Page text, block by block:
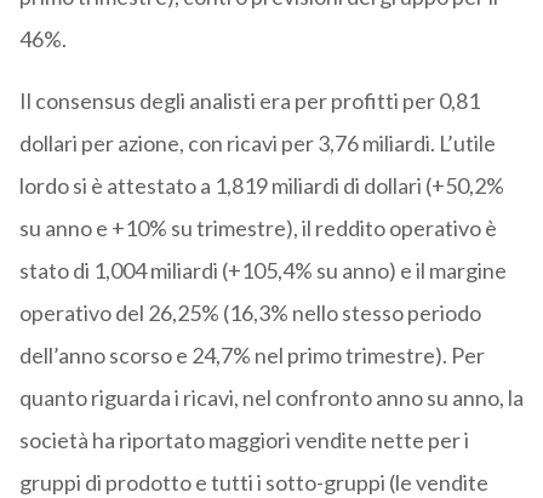
46%.
Il consensus degli analisti era per profitti per 0,81
dollari per azione, con ricavi per 3,76 miliardi. L’utile
lordo si è attestato a 1,819 miliardi di dollari (+50,2%
su anno e +10% su trimestre), il reddito operativo è
stato di 1,004 miliardi (+105,4% su anno) e il margine
operativo del 26,25% (16,3% nello stesso periodo
dell’anno scorso e 24,7% nel primo trimestre). Per
quanto riguarda i ricavi, nel confronto anno su anno, la
società ha riportato maggiori vendite nette per i
gruppi di prodotto e tutti i sotto-gruppi (le vendite